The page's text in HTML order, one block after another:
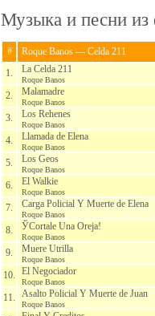
Музыка и песни
#
Roque Banos — Celda 211
1.
La Celda 211
Roque Banos
2. Malamadre
Roque Banos
3. Los Rehenes
Roque Banos
4. Llamada de Elena
Roque Banos
5. Los Geos
Roque Banos
6. El Walkie
Roque Banos
7. Carga Policial Y Muerte de Elena
Roque Banos
8. ЎCortale Una Oreja!
Roque Banos
9. Muere Utrilla
Roque Banos
10. El Negociador
Roque Banos
11. Asalto Policial Y Muerte de Juan
Roque Banos